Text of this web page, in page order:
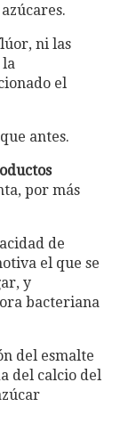
ni las
la
el
antes.
por más
de
el que se
y
bacteriana
del esmalte
del calcio del